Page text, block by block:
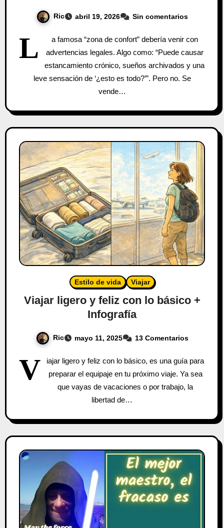
Ric abril 19, 2026 Sin comentarios
L
a famosa “zona de confort” debería venir con
advertencias legales. Algo como: “Puede causar
estancamiento crónico, sueños archivados y una
leve sensación de ‘¿esto es todo?’”. Pero no. Se
vende…
Estilo de vida Viajar
Viajar ligero y feliz con lo básico +
Infografía
Ric mayo 11, 2025 13 Comentarios
V
iajar ligero y feliz con lo básico, es una guía para
preparar el equipaje en tu próximo viaje. Ya sea
que vayas de vacaciones o por trabajo, la
libertad de…